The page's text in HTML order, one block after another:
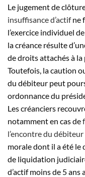
Le jugement de
insuffisance d’actifne
l’exercice individuel
la créance résulte
de droits attachés à
Toutefois, la caution
du débiteur peut
ordonnance du
Les créanciers
notamment en cas de
l’encontre du débiteur
morale dont il a été le
de liquidation
d’actif moins de 5 ans